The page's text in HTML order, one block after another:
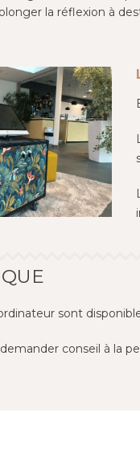
la réflexion à
sont
demander conseil à la